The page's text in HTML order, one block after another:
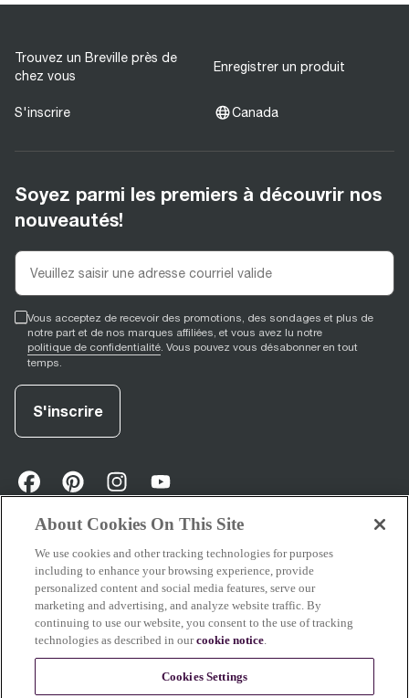
Trouvez un Breville près de
chez vous
Enregistrer un produit
S'inscrire Canada
Soyez parmi les premiers à découvrir nos
nouveautés!
Vous acceptez de recevoir des promotions, des sondages et plus de
notre part et de nos marques affiliées, et vous avez lu notre
politique de confidentialité. Vous pouvez vous désabonner en tout
temps.
S'inscrire
facebook
opens in new tab
pinterest
opens in new tab
instagram
opens in new tab
youtube
opens in new tab
Soutien
À propos de Breville
About Cookies On This Site
We use cookies and other tracking technologies for purposes
including to enhance your browsing experience, provide
personalized content and social media features, serve our
marketing and advertising, and analyze website traffic. By
continuing to use our website, you consent to the use of tracking
technologies as described in ourcookie notice.
Cookies Settings